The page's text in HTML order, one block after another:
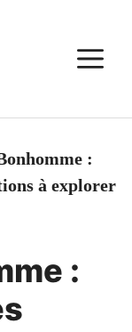
:
à explorer
: